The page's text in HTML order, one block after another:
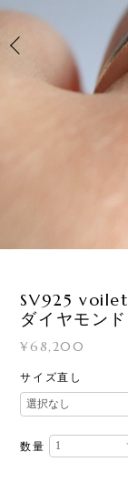
SV925
ダイヤモンド
¥68,200
サイズ直し
数量